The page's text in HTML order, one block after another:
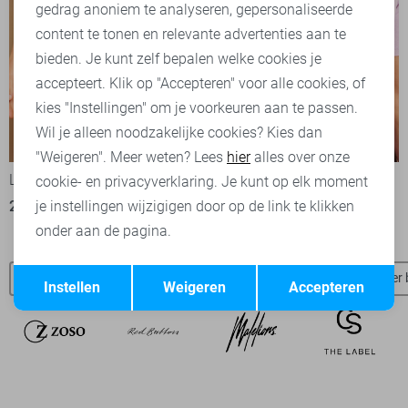
-50%
Lofty Manner Korte broek
22,50 44,95
Lofty Manner T-shirt
20,00 39,95
Lofty Manner broeken Lofty Manner t-shirts Lofty Manner
Marketing cookies
Terug Opslaan
gedrag anoniem te analyseren, gepersonaliseerde
content te tonen en relevante advertenties aan te
bieden. Je kunt zelf bepalen welke cookies je
accepteert. Klik op "Accepteren" voor alle cookies, of
kies "Instellingen" om je voorkeuren aan te passen.
Wil je alleen noodzakelijke cookies? Kies dan
"Weigeren". Meer weten? Lees hieralles over onze
cookie- en privacyverklaring. Je kunt op elk moment
je instellingen wijzigigen door op de link te klikken
onder aan de pagina.
Accepteren
Weigeren
Instellen